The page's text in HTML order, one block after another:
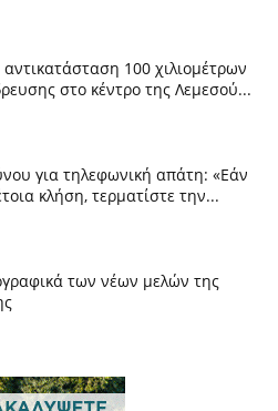
100 χιλιομέτρων
στο κέντρο της Λεμεσού...
για τηλεφωνική απάτη: «Εάν
κλήση, τερματίστε την...
των νέων μελών της